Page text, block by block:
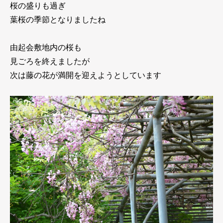
桜の盛りも過ぎ
葉桜の季節となりましたね
由起会敷地内の桜も
見ごろを終えましたが
次は藤の花が満開を迎えようとしています